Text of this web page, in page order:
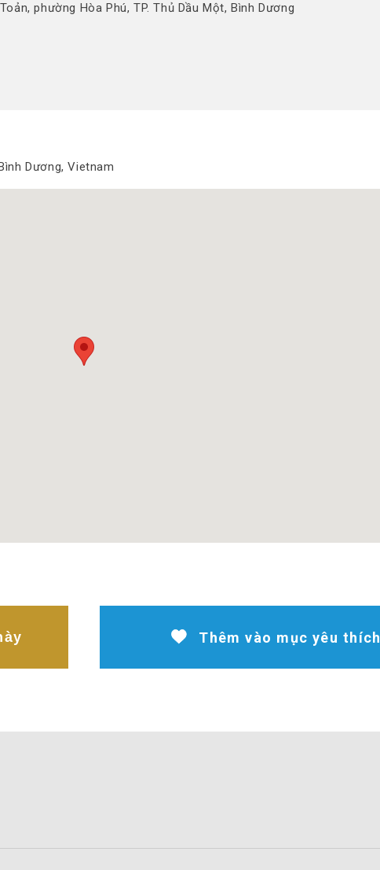
phường Hòa Phú, TP. Thủ Dầu Một, Bình Dương
Dương, Vietnam
Thêm vào mục yêu thích